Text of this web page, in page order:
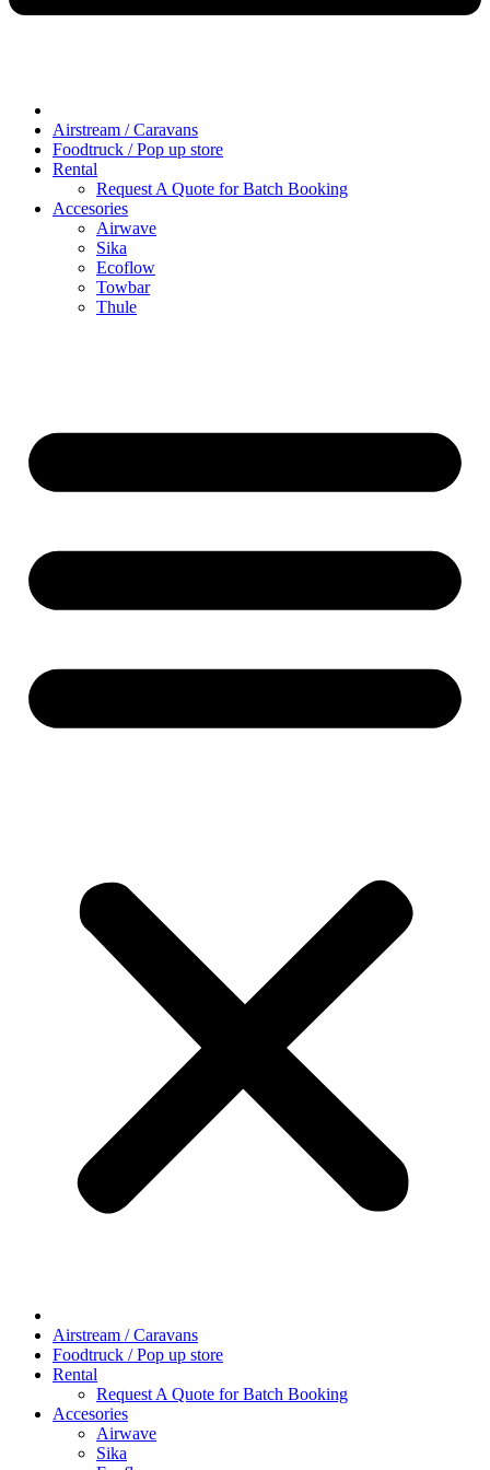
Airstream / Caravans
Foodtruck / Pop up store
Rental
Request A Quote for Batch Booking
Accesories
Airwave
Sika
Ecoflow
Towbar
Thule
Airstream / Caravans
Foodtruck / Pop up store
Rental
Request A Quote for Batch Booking
Accesories
Airwave
Sika